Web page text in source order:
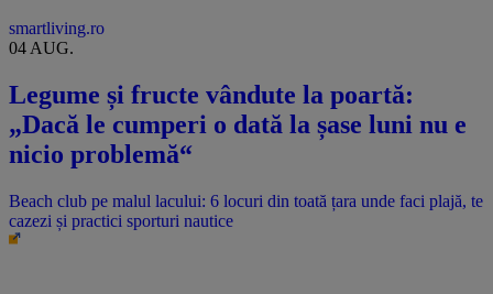
smartliving.ro
04 AUG.
Legume și fructe vândute la poartă:
„Dacă le cumperi o dată la șase luni nu e
nicio problemă“
Beach club pe malul lacului: 6 locuri din toată țara unde faci plajă, te
cazezi și practici sporturi nautice